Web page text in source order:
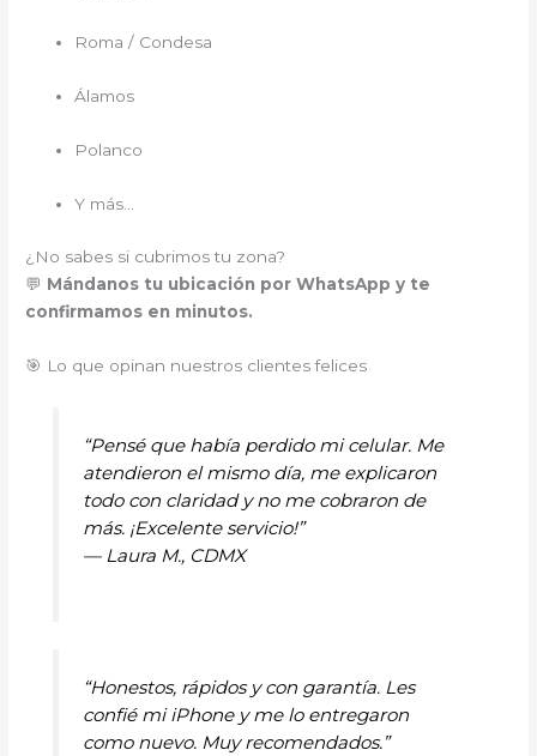
Roma / Condesa
Álamos
Polanco
Y más…
¿No sabes si cubrimos tu zona?
💬 Mándanos tu ubicación por WhatsApp y te
confirmamos en minutos.
🎯 Lo que opinan nuestros clientes felices
“Pensé que había perdido mi celular. Me
atendieron el mismo día, me explicaron
todo con claridad y no me cobraron de
más. ¡Excelente servicio!”
— Laura M., CDMX
“Honestos, rápidos y con garantía. Les
confié mi iPhone y me lo entregaron
como nuevo. Muy recomendados.”